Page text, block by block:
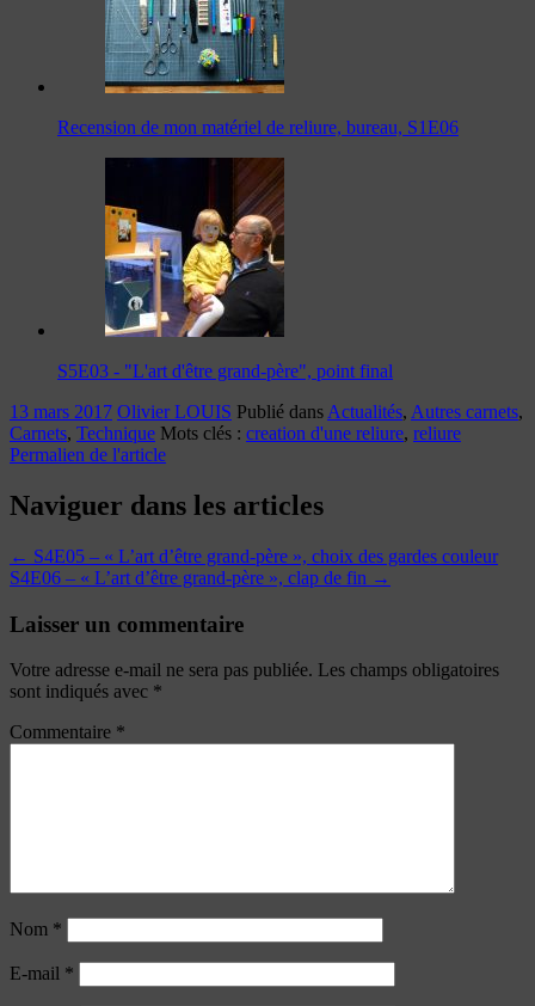
Recension de mon matériel de reliure, bureau, S1E06
S5E03 - "L'art d'être grand-père", point final
13 mars 2017 Olivier LOUIS Publié dans Actualités, Autres carnets,
Carnets, Technique Mots clés : creation d'une reliure, reliure
Permalien de l'article
Naviguer dans les articles
← S4E05 – « L’art d’être grand-père », choix des gardes couleur
S4E06 – « L’art d’être grand-père », clap de fin →
Laisser un commentaire
Votre adresse e-mail ne sera pas publiée. Les champs obligatoires
sont indiqués avec *
Commentaire *
Nom *
E-mail *